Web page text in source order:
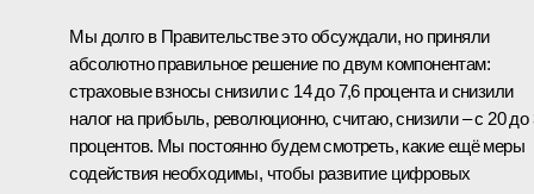
Мы долго в Правительстве это обсуждали, но приняли
абсолютно правильное решение по двум компонентам:
страховые взносы снизили с 14 до 7,6 процента и снизили
налог на прибыль, революционно, считаю, снизили – с 20 до
процентов. Мы постоянно будем смотреть, какие ещё меры
содействия необходимы, чтобы развитие цифровых